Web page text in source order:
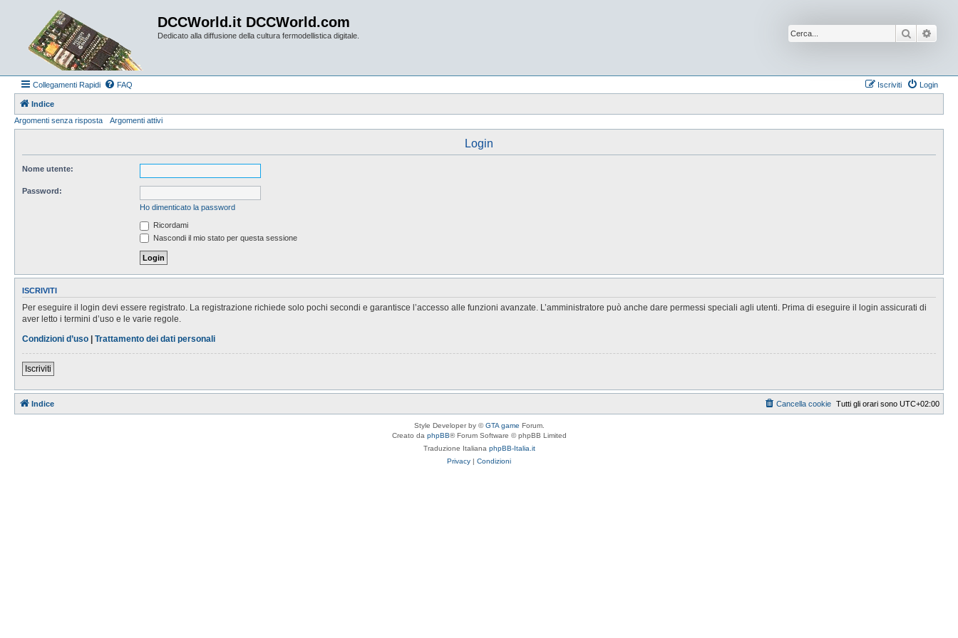
DCCWorld.it DCCWorld.com
Dedicato alla diffusione della cultura fermodellistica digitale. Cerca
Collegamenti Rapidi FAQ Login
Iscriviti
Indice
Argomenti senza risposta
Argomenti attivi
Login
Nome utente:
Password:
Ho dimenticato la password
Ricordami
Nascondi il mio stato per questa sessione
ISCRIVITI
Per eseguire il login devi essere registrato. La registrazione richiede solo pochi secondi e garantisce l’accesso alle funzioni avanzate. L’amministratore può anche dare permessi speciali agli utenti. Prima di eseguire il login assicurati di
aver letto i termini d’uso e le varie regole.
Condizioni d’uso | Trattamento dei dati personali
Iscriviti
Indice Tutti gli orari sono UTC+02:00
Cancella cookie
Style Developer by ©GTA game Forum.
Creato da phpBB® Forum Software © phpBB Limited
Traduzione Italiana phpBB-Italia.it
Privacy | Condizioni